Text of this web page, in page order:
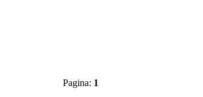
Pagina: 1